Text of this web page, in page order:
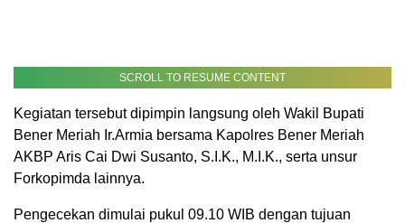
SCROLL TO RESUME CONTENT
Kegiatan tersebut dipimpin langsung oleh Wakil Bupati
Bener Meriah Ir.Armia bersama Kapolres Bener Meriah
AKBP Aris Cai Dwi Susanto, S.I.K., M.I.K., serta unsur
Forkopimda lainnya.
Pengecekan dimulai pukul 09.10 WIB dengan tujuan